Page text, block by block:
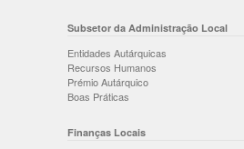
Subsetor da Administração Local
Entidades Autárquicas
Recursos Humanos
Prémio Autárquico
Boas Práticas
Finanças Locais